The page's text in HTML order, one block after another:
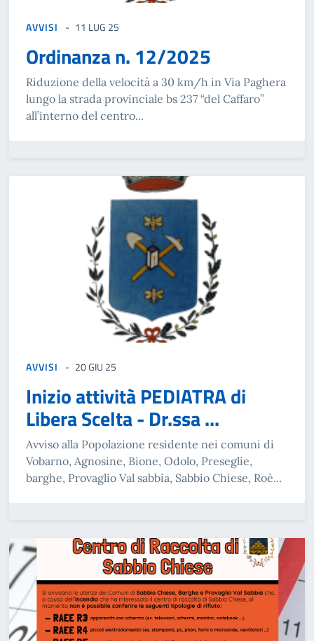
AVVISI 11 LUG 25
Ordinanza n. 12/2025
Riduzione della velocità a 30 km/h in Via Paghera
lungo la strada provinciale bs 237 “del Caffaro”
all’interno del centro...
AVVISI 20 GIU 25
Inizio attività PEDIATRA di
Libera Scelta - Dr.ssa ...
Avviso alla Popolazione residente nei comuni di
Vobarno, Agnosine, Bione, Odolo, Preseglie,
barghe, Provaglio Val sabbia, Sabbio Chiese, Roè...